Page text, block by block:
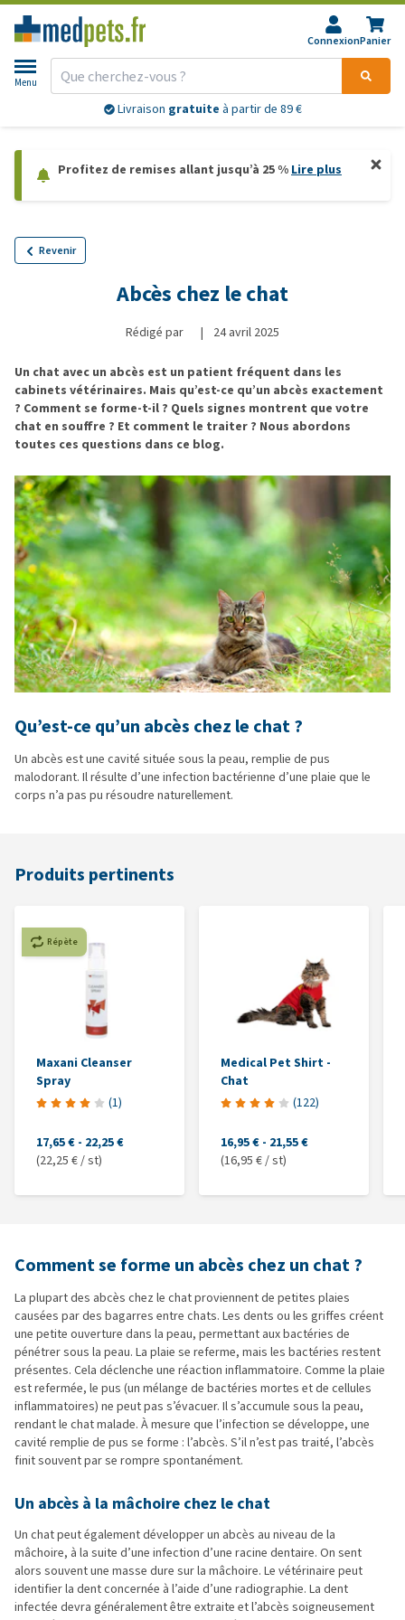
ConnexionPanier
Menu
Livraison gratuite à partir de 89 €
Profitez de remises allant jusqu’à 25 % Lire plus
Revenir
Abcès chez le chat
Rédigé par | 24 avril 2025
Un chat avec un abcès est un patient fréquent dans les
cabinets vétérinaires. Mais qu’est-ce qu’un abcès exactement
? Comment se forme-t-il ? Quels signes montrent que votre
chat en souffre ? Et comment le traiter ? Nous abordons
toutes ces questions dans ce blog.
Qu’est-ce qu’un abcès chez le chat ?
Un abcès est une cavité située sous la peau, remplie de pus
malodorant. Il résulte d’une infection bactérienne d’une plaie que le
corps n’a pas pu résoudre naturellement.
Produits pertinents
Répète
Maxani Cleanser
Spray
(1)
17,65 € - 22,25 €
(22,25 € / st)
Medical Pet Shirt -
Chat
(122)
16,95 € - 21,55 €
(16,95 € / st)
Comment se forme un abcès chez un chat ?
La plupart des abcès chez le chat proviennent de petites plaies
causées par des bagarres entre chats. Les dents ou les griffes créent
une petite ouverture dans la peau, permettant aux bactéries de
pénétrer sous la peau. La plaie se referme, mais les bactéries restent
présentes. Cela déclenche une réaction inflammatoire. Comme la plaie
est refermée, le pus (un mélange de bactéries mortes et de cellules
inflammatoires) ne peut pas s’évacuer. Il s’accumule sous la peau,
rendant le chat malade. À mesure que l’infection se développe, une
cavité remplie de pus se forme : l’abcès. S’il n’est pas traité, l’abcès
finit souvent par se rompre spontanément.
Un abcès à la mâchoire chez le chat
Un chat peut également développer un abcès au niveau de la
mâchoire, à la suite d’une infection d’une racine dentaire. On sent
alors souvent une masse dure sur la mâchoire. Le vétérinaire peut
identifier la dent concernée à l’aide d’une radiographie. La dent
infectée devra généralement être extraite et l’abcès soigneusement